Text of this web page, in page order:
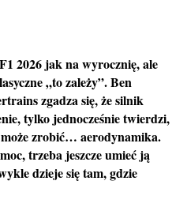
2026 jak na wyrocznię, ale
„to zależy”. Ben
zgadza się, żesilnik
tylko jednocześnie twierdzi,
zrobić… aerodynamika.
trzeba jeszcze umieć ją
dzieje się tam, gdzie